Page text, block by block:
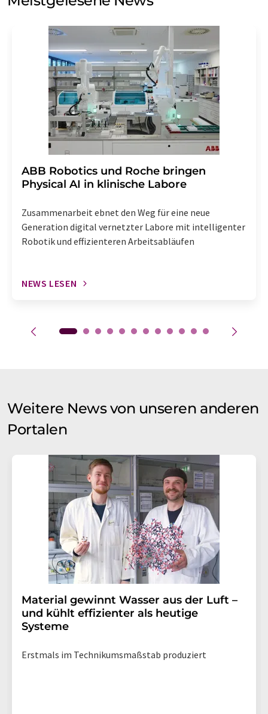
Einwilligung können Sie jederzeit ohne Angabe von
Str. 2, 12489 Berlin oder per E-Mail unter
widerruf@lumitos.commit Wirkung für die Zukunft
widerrufen. Zudem ist in jeder E-Mail ein Link zur
Abbestellung des entsprechenden Newsletters
enthalten.
​​​​​​​ABB Robotics und Roche bringen
Physical AI in klinische Labore
Zusammenarbeit ebnet den Weg für eine neue
Generation digital vernetzter Labore mit intelligenter
Robotik und effizienteren Arbeitsabläufen
NEWS LESEN
Weitere News von unseren anderen
Portalen
Material gewinnt Wasser aus der Luft –
und kühlt effizienter als heutige
Systeme
Erstmals im Technikumsmaßstab produziert